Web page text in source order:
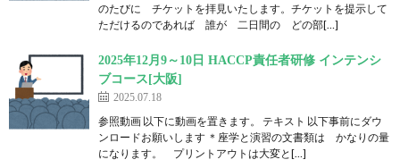
のたびに チケットを拝見いたします。チケットを提示して
ただけるのであれば 誰が 二日間の どの部[…]
2025年12月9～10日 HACCP責任者研修 インテンシ
ブコース[大阪]
2025.07.18
参照動画 以下に動画を置きます。 テキスト 以下事前にダウ
ンロードお願いします ＊座学と演習の文書類は かなりの量
になります。 プリントアウトは大変と[…]